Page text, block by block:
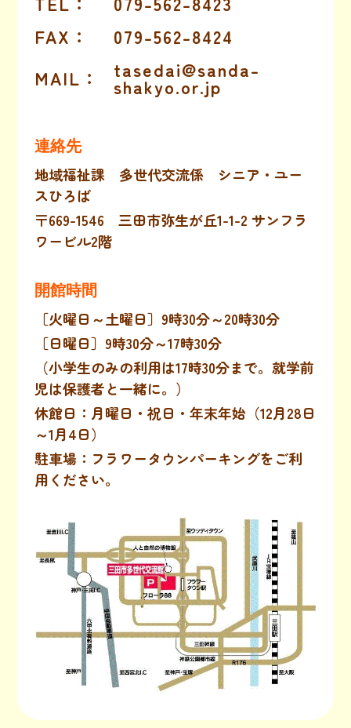
FAX ：
079-562-8424
MAIL ： tasedai@sanda-
shakyo.or.jp
連絡先
地域福祉課 多世代交流係 シニア・ユー
スひろば
〒669-1546 三田市弥生が丘1-1-2 サンフラ
ワービル2階
開館時間
［火曜日～土曜日］9時30分～20時30分
［日曜日］9時30分～17時30分
（小学生のみの利用は17時30分まで。就学前
児は保護者と一緒に。）
休館日：月曜日・祝日・年末年始（12月28日
～1月4日）
駐車場：フラワータウンパーキングをご利
用ください。